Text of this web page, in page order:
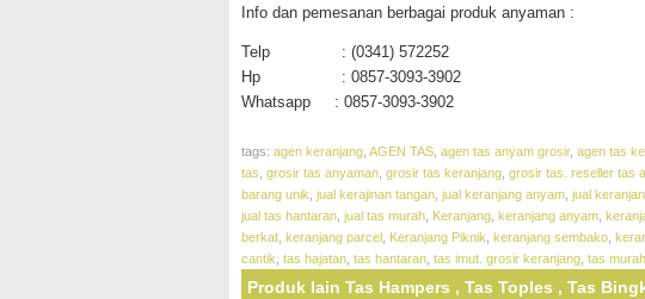
Info dan pemesanan berbagai produk anyaman :
Telp : (0341) 572252
Hp : 0857-3093-3902
Whatsapp : 0857-3093-3902
tags: agen keranjang AGEN TAS agen tas anyam grosir, agen tas
tas grosir tas anyaman grosir tas keranjang grosir tas. reseller tas
barang unik jual kerajinan tangan jual keranjang anyam jual
jual tas hantaran jual tas murah Keranjang keranjang anyam
berkat keranjang parcel Keranjang Piknik keranjang sembako
cantik tas hajatan tas hantaran tas imut. grosir keranjang tas murah
Produk lain Tas Hampers , Tas Toples , Tas